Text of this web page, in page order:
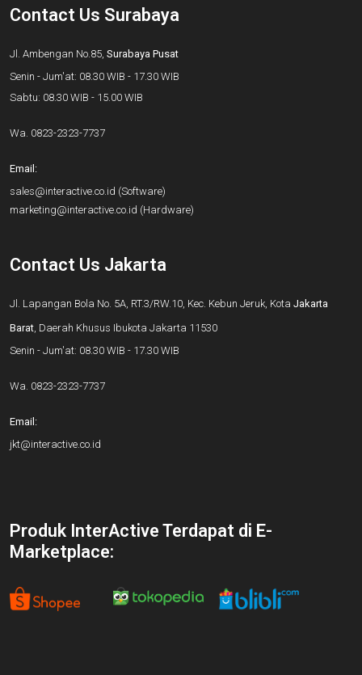
Contact Us Surabaya
Jl. Ambengan No.85, Surabaya Pusat
Senin - Jum'at: 08.30 WIB - 17.30 WIB
Sabtu: 08.30 WIB - 15.00 WIB
Wa. 0823-2323-7737
Email:
sales@interactive.co.id (Software)
marketing@interactive.co.id (Hardware)
Contact Us Jakarta
Jl. Lapangan Bola No. 5A, RT.3/RW.10, Kec. Kebun Jeruk, Kota Jakarta
Barat , Daerah Khusus Ibukota Jakarta 11530
Senin - Jum'at: 08.30 WIB - 17.30 WIB
Wa. 0823-2323-7737
Email:
jkt@interactive.co.id
Produk InterActive Terdapat di E-
Marketplace: